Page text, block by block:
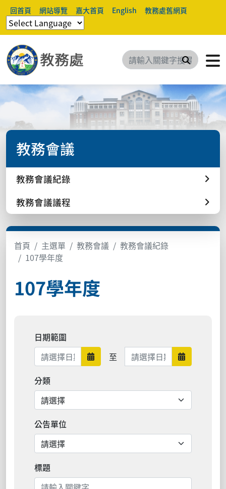
回首頁 網站導覽 嘉大首頁 English 教務處舊網頁
搜尋
教務會議
教務會議紀錄
教務會議議程
首頁 主選單 教務會議
教務會議紀錄
107學年度
107學年度
日期範圍
日期範圍開始
至 日期範圍結束 日期範圍
分類
公告單位
標題